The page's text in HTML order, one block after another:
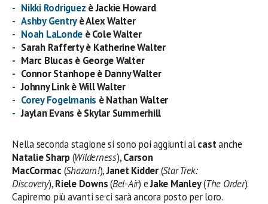
Nikki Rodriguez è Jackie Howard
Ashby Gentryè Alex Walter
Noah LaLonde è Cole Walter
Sarah Rafferty è Katherine Walter
Marc Blucas è George Walter
Connor Stanhope è Danny Walter
Johnny Link è Will Walter
Corey Fogelmanis è Nathan Walter
Jaylan Evans è Skylar Summerhill
Nella seconda stagione si sono poi aggiunti alcastanche
Natalie Sharp(Wilderness),Carson
MacCormac (Shazam!),Janet Kidder(Star Trek:
Discovery),Riele Downs(Bel-Air) eJake Manley(The Order).
Capiremo più avanti se ci sarà ancora posto per loro.